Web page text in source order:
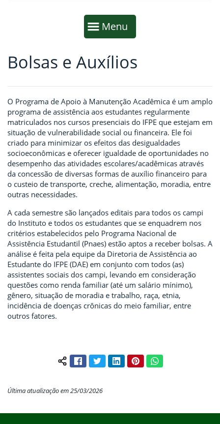
Mostrar
Menu
Fim da navegação
Início do conteúdo
Bolsas e Auxílios
O Programa de Apoio à Manutenção Acadêmica é um amplo
programa de assistência aos estudantes regularmente
matriculados nos cursos presenciais do IFPE que estejam em
situação de vulnerabilidade social ou financeira. Ele foi
criado para minimizar os efeitos das desigualdades
socioeconômicas e oferecer igualdade de oportunidades no
desempenho das atividades escolares/acadêmicas através
da concessão de diversas formas de auxílio financeiro para
o custeio de transporte, creche, alimentação, moradia, entre
outras necessidades.
A cada semestre são lançados editais para todos os campi
do Instituto e todos os estudantes que se enquadrem nos
critérios estabelecidos pelo Programa Nacional de
Assistência Estudantil (Pnaes) estão aptos a receber bolsas. A
análise é feita pela equipe da Diretoria de Assistência ao
Estudante do IFPE (DAE) em conjunto com todos (as)
assistentes sociais dos campi, levando em consideração
questões como renda familiar (até um salário mínimo),
gênero, situação de moradia e trabalho, raça, etnia,
incidência de doenças crônicas do meio familiar, entre
outros fatores.
Compartilhar conteúdo:
FacebookTwitterLinkedInPinterestWhatsApp
Última atualização em 25/03/2026